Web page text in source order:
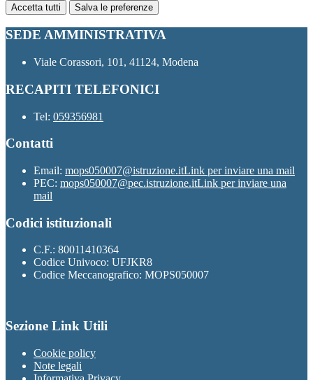
Accetta tutti Salva le preferenze
SEDE AMMINISTRATIVA
Viale Corassori, 101, 41124, Modena
RECAPITI TELEFONICI
Tel: 059356981
Contatti
Email: mops050007@istruzione.itLink per inviare una mail
PEC: mops050007@pec.istruzione.itLink per inviare una
mail
Codici istituzionali
C.F.: 80011410364
Codice Univoco: UFJKR8
Codice Meccanografico: MOPS050007
Sezione Link Utili
Cookie policy
Note legali